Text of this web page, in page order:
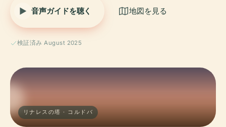
音声ガイドを聴く 地図を見る
検証済み August 2025
リナレスの塔 · コルドバ